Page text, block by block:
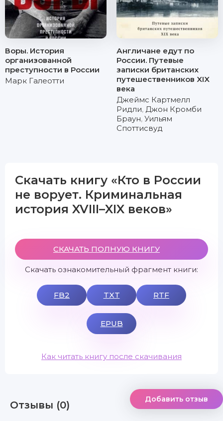
Воры. История
организованной
преступности в России
Марк Галеотти
Англичане едут по
России. Путевые
записки британских
путешественников XIX
века
Джеймс Картмелл
Ридли, Джон Кромби
Браун, Уильям
Споттисвуд
Скачать книгу «Кто в России
не ворует. Криминальная
история XVIII–XIX веков»
СКАЧАТЬ ПОЛНУЮ КНИГУ
Скачать ознакомительный фрагмент книги:
FB2 TXT RTF
EPUB
Как читать книгу после скачивания
Отзывы (0) Добавить отзыв